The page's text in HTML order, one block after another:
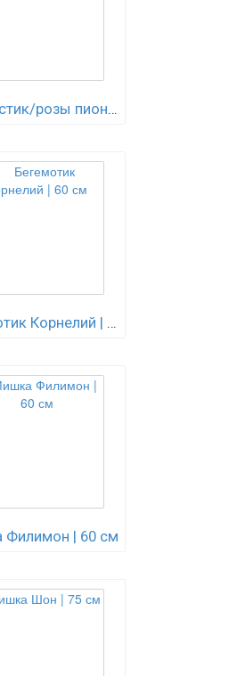
Бомбастик/розы пионка
Бегемотик Корнелий | 60 см
| 60 см